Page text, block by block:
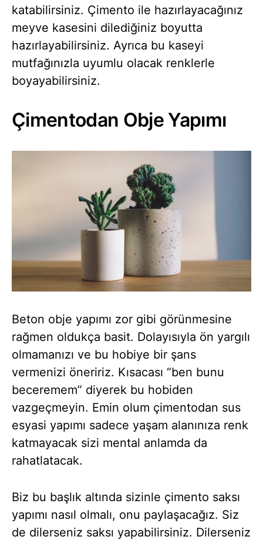
katabilirsiniz. Çimento ile hazırlayacağınız
meyve kasesini dilediğiniz boyutta
hazırlayabilirsiniz. Ayrıca bu kaseyi
mutfağınızla uyumlu olacak renklerle
boyayabilirsiniz.
Çimentodan Obje Yapımı
Beton obje yapımı zor gibi görünmesine
rağmen oldukça basit. Dolayısıyla ön yargılı
olmamanızı ve bu hobiye bir şans
vermenizi öneririz. Kısacası “ben bunu
beceremem” diyerek bu hobiden
vazgeçmeyin. Emin olum çimentodan sus
esyasi yapımı sadece yaşam alanınıza renk
katmayacak sizi mental anlamda da
rahatlatacak.
Biz bu başlık altında sizinle çimento saksı
yapımı nasıl olmalı, onu paylaşacağız. Siz
de dilerseniz saksı yapabilirsiniz. Dilerseniz